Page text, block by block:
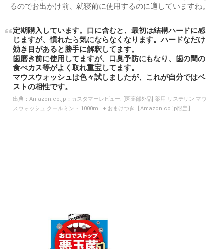
るのでお出かけ前、就寝前に使用するのに適していますね。
定期購入しています。口に含むと、最初は結構ハードに感
じますが、慣れたら気にならなくなります。ハードなだけ
効き目があると勝手に解釈してます。
歯磨き前に使用してますが、口臭予防にもなり、歯の間の
食べカス等がよく取れ重宝してます。
マウスウォッシュは色々試しましたが、これが自分ではベ
ストの相性です。
出典： Amazon.co.jp：カスタマーレビュー: [医薬部外品] 薬用 リステリン マウ
スウォッシュ クールミント 1000mL + おまけつき【Amazon.co.jp限定】